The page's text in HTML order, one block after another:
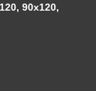
90х120,